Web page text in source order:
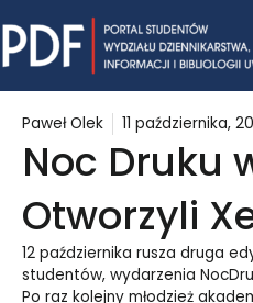
to
content
Paweł Olek 11 października,
Noc Druku
Otworzyli
12 października rusza druga
studentów, wydarzenia
Po raz kolejny młodzież